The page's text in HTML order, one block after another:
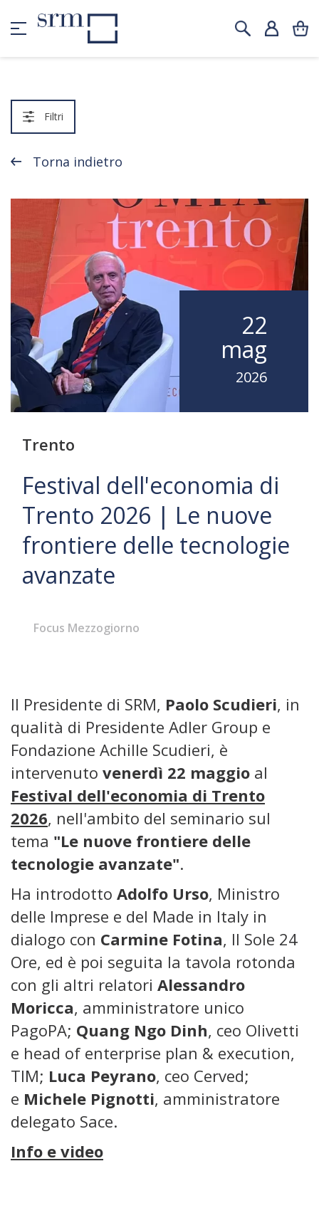
Filtri
Torna indietro
22
mag
2026
Trento
Festival dell'economia di
Trento 2026 | Le nuove
frontiere delle tecnologie
avanzate
Focus Mezzogiorno
Il Presidente di SRM, Paolo Scudieri, in
qualità di Presidente Adler Group e
Fondazione Achille Scudieri, è
intervenuto venerdì 22 maggio al
Festival dell'economia di Trento
2026, nell'ambito del seminario sul
tema "Le nuove frontiere delle
tecnologie avanzate".
Ha introdotto Adolfo Urso, Ministro
delle Imprese e del Made in Italy in
dialogo con Carmine Fotina, Il Sole 24
Ore, ed è poi seguita la tavola rotonda
con gli altri relatori Alessandro
Moricca, amministratore unico
PagoPA; Quang Ngo Dinh, ceo Olivetti
e head of enterprise plan & execution,
TIM; Luca Peyrano, ceo Cerved;
e Michele Pignotti, amministratore
delegato Sace.
Info e video